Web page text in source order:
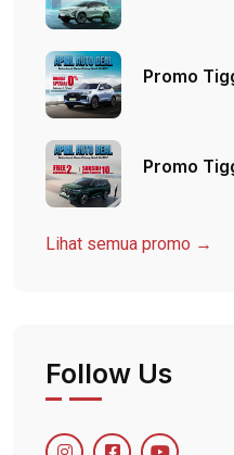
Promo
Promo
Lihat semua promo →
Follow Us